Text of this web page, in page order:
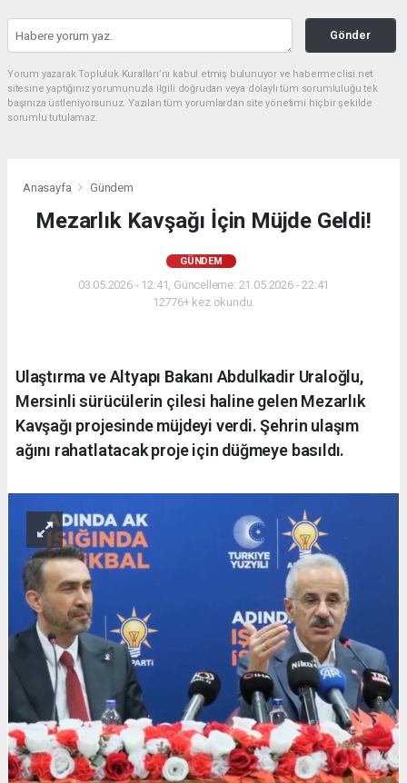
Gönder
Yorum yazarak Topluluk Kuralları’nı kabul etmiş bulunuyor ve habermeclisi.net
sitesine yaptığınız yorumunuzla ilgili doğrudan veya dolaylı tüm sorumluluğu tek
başınıza üstleniyorsunuz. Yazılan tüm yorumlardan site yönetimi hiçbir şekilde
sorumlu tutulamaz.
Anasayfa Gündem
Mezarlık Kavşağı İçin Müjde Geldi!
GÜNDEM
03.05.2026 - 12:41, Güncelleme: 21.05.2026 - 22:41
12776+ kez okundu.
Ulaştırma ve Altyapı Bakanı Abdulkadir Uraloğlu,
Mersinli sürücülerin çilesi haline gelen Mezarlık
Kavşağı projesinde müjdeyi verdi. Şehrin ulaşım
ağını rahatlatacak proje için düğmeye basıldı.